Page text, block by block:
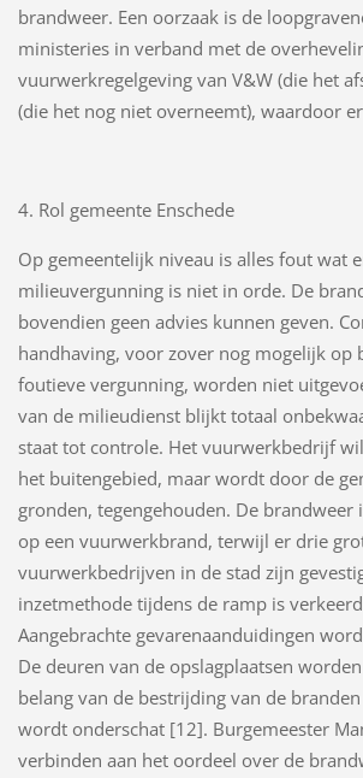
brandweer. Een oorzaak is de
ministeries in verband met de
vuurwerkregelgeving van V&W (die het
(die het nog niet overneemt), waardoor
4. Rol gemeente Enschede
Op gemeentelijk niveau is alles fout wat
milieuvergunning is niet in orde. De
bovendien geen advies kunnen geven.
handhaving, voor zover nog mogelijk op
foutieve vergunning, worden niet
van de milieudienst blijkt totaal
staat tot controle. Het vuurwerkbedrijf
het buitengebied, maar wordt door de
gronden, tegengehouden. De brandweer
op een vuurwerkbrand, terwijl er drie
vuurwerkbedrijven in de stad zijn
inzetmethode tijdens de ramp is
Aangebrachte gevarenaanduidingen
De deuren van de opslagplaatsen
belang van de bestrijding van de
wordt onderschat [12]. Burgemeester
verbinden aan het oordeel over de